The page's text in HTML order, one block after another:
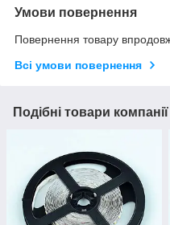
Умови повернення
Повернення товару
Всі умови повернення
Подібні товари компанії